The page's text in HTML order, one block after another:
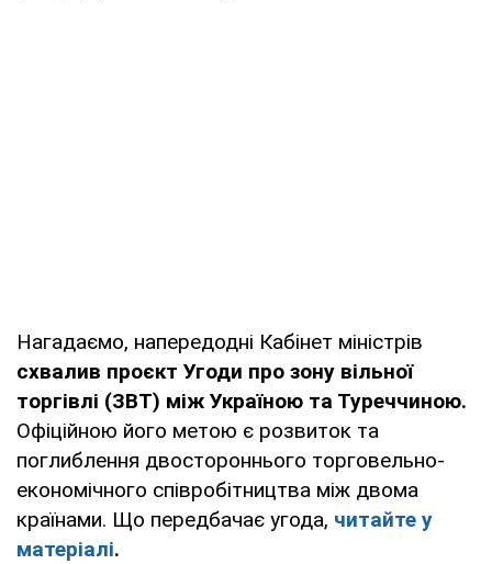
Нагадаємо, напередодні Кабінет міністрів
схвалив проєкт Угоди про зону вільної
торгівлі (ЗВТ) між Україною та Туреччиною.
Офіційною його метою є розвиток та
поглиблення двостороннього торговельно-
економічного співробітництва між двома
країнами. Що передбачає угода, читайте у
матеріалі.